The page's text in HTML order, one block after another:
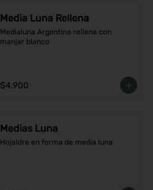
Media Luna Rellena
Medialuna Argentina rellena con
manjar blanco
$4.900
Medias Luna
Hojaldre en forma de media luna